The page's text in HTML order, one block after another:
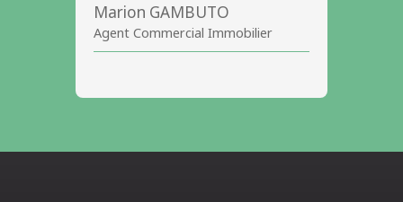
Marion GAMBUTO
Agent Commercial Immobilier